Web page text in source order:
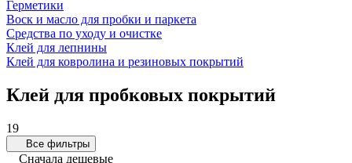
Герметики
Воск и масло для пробки и паркета
Средства по уходу и очистке
Клей для лепнины
Клей для ковролина и резиновых покрытий
Клей для пробковых покрытий
19
Все фильтры
Сначала дешевые